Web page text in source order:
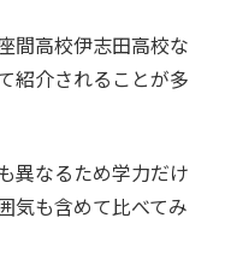
間高校伊志田高校な
紹介されることが多
異なるため学力だけ
気も含めて比べてみ